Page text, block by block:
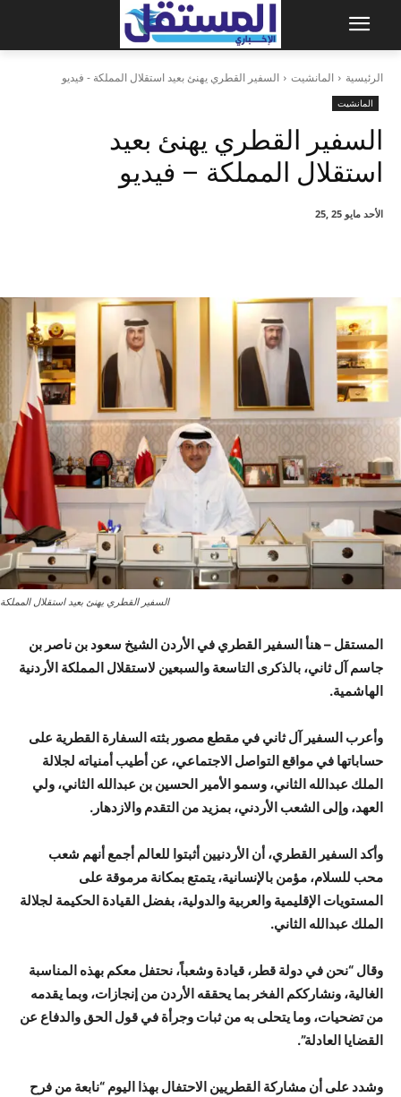
الرئيسية المانشيت السفير القطري يهنئ بعيد استقلال المملكة - فيديو
المانشيت
السفير القطري يهنئ بعيد
استقلال المملكة – فيديو
الأحد مايو 25 ,25
السفير القطري يهنئ بعيد استقلال المملكة
المستقل – هنأ السفير القطري في الأردن الشيخ سعود بن ناصر بن
جاسم آل ثاني، بالذكرى التاسعة والسبعين لاستقلال المملكة الأردنية
الهاشمية.
وأعرب السفير آل ثاني في مقطع مصور بثته السفارة القطرية على
حساباتها في مواقع التواصل الاجتماعي، عن أطيب أمنياته لجلالة
الملك عبدالله الثاني، وسمو الأمير الحسين بن عبدالله الثاني، ولي
العهد، وإلى الشعب الأردني، بمزيد من التقدم والازدهار.
وأكد السفير القطري، أن الأردنيين أثبتوا للعالم أجمع أنهم شعب
محب للسلام، مؤمن بالإنسانية، يتمتع بمكانة مرموقة على
المستويات الإقليمية والعربية والدولية، بفضل القيادة الحكيمة لجلالة
الملك عبدالله الثاني.
وقال “نحن في دولة قطر، قيادة وشعباً، نحتفل معكم بهذه المناسبة
الغالية، ونشارككم الفخر بما يحققه الأردن من إنجازات، وبما يقدمه
من تضحيات، وما يتحلى به من ثبات وجرأة في قول الحق والدفاع عن
القضايا العادلة”.
وشدد على أن مشاركة القطريين الاحتفال بهذا اليوم “نابعة من فرح